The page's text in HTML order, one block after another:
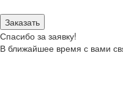
Заказать
Спасибо за заявку!
В ближайшее время с вами